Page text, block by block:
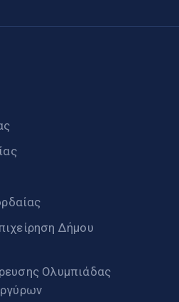
Δήμου
Ολυμπιάδας